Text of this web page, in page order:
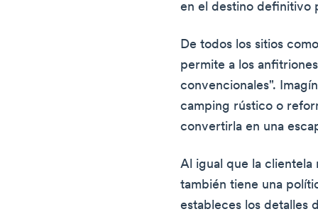
en el destino definitivo
De todos los sitios
permite a los
convencionales".
camping rústico o
convertirla en una
Al igual que la clientela
también tiene una
estableces los detalles